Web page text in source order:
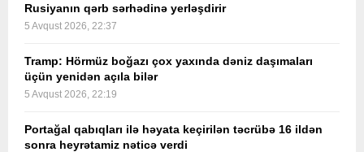
Rusiyanın qərb sərhədinə yerləşdirir
5 Avqust 2026, 22:37
Tramp: Hörmüz boğazı çox yaxında dəniz daşımaları
üçün yenidən açıla bilər
5 Avqust 2026, 22:19
Portağal qabıqları ilə həyata keçirilən təcrübə 16 ildən
sonra heyrətamiz nəticə verdi